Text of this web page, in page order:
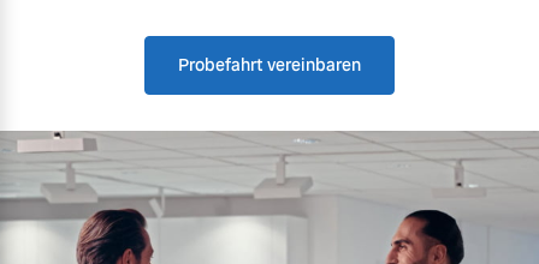
Probefahrt vereinbaren